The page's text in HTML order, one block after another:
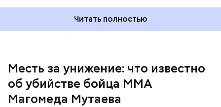
Читать полностью
Месть за унижение: что известно
об убийстве бойца ММА
Магомеда Мутаева